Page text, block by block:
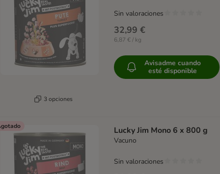
3 opciones
32,99 €
6,87 € / kg
Sin valoraciones
Avisadme cuando
esté disponible
Lucky Jim Mono 6 x 800 g
Vacuno
Sin valoraciones